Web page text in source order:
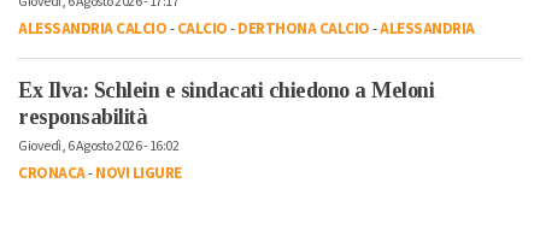
ALESSANDRIA CALCIO-CALCIO-DERTHONA CALCIO-ALESSANDRIA
Ex Ilva: Schlein e sindacati chiedono a Meloni
responsabilità
Giovedì, 6 Agosto 2026 - 16:02
CRONACA-NOVI LIGURE